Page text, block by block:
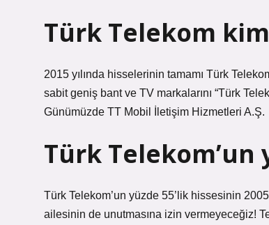
Türk Telekom
2015 yılında hisselerinin tamamı Türk
sabit geniş bant ve TV markalarını “Türk
Günümüzde TT Mobil İletişim Hizmetleri A.Ş.
Türk Telekom’un
Türk Telekom’un yüzde 55’lik hissesinin
ailesinin de unutmasına izin vermeyeceğiz!